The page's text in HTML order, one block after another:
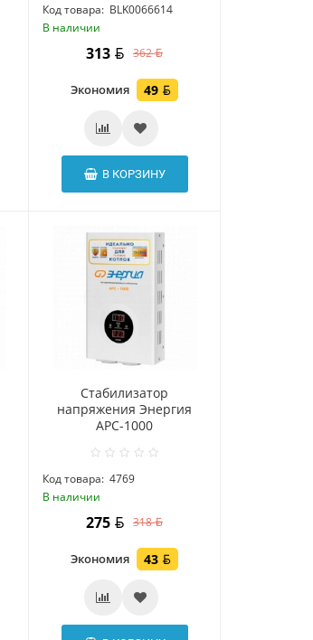
Код товара: BLK0066614
В наличии
313 362
Экономия 49
В КОРЗИНУ
Стабилизатор
напряжения Энергия
АРС-1000
Код товара: 4769
В наличии
275 318
Экономия 43